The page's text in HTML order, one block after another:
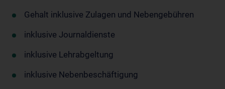
Gehalt inklusive Zulagen und Nebengebühren
inklusive Journaldienste
inklusive Lehrabgeltung
inklusive Nebenbeschäftigung